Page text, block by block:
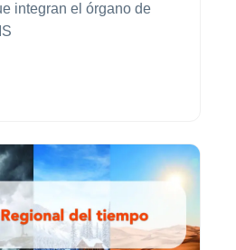
integran el órgano de